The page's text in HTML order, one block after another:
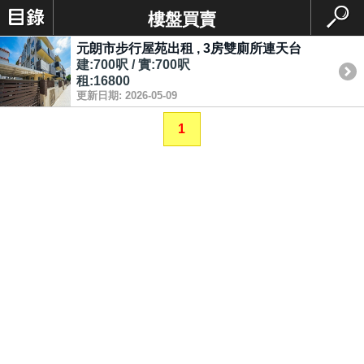
樓盤買賣
元朗市步行屋苑出租 , 3房雙廁所連天台
建:700呎 / 實:700呎
租:16800
更新日期: 2026-05-09
1